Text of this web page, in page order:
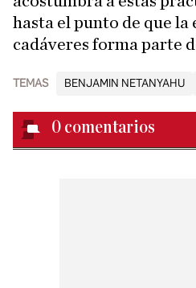
hasta el punto de que la
cadáveres forma parte
TEMAS BENJAMIN NETANYAHU
0 comentarios